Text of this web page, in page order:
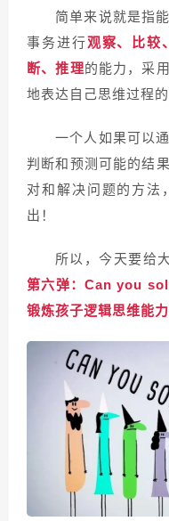
简单来说就是指
事务进行观察、比较
断、推理的能力，采
地表达自己思维过程的
一个人如果可以
判断和预测可能的结
对和解决问题的方法
出！
所以，今天要给
第六弹：Can you
锻炼孩子逻辑思维能